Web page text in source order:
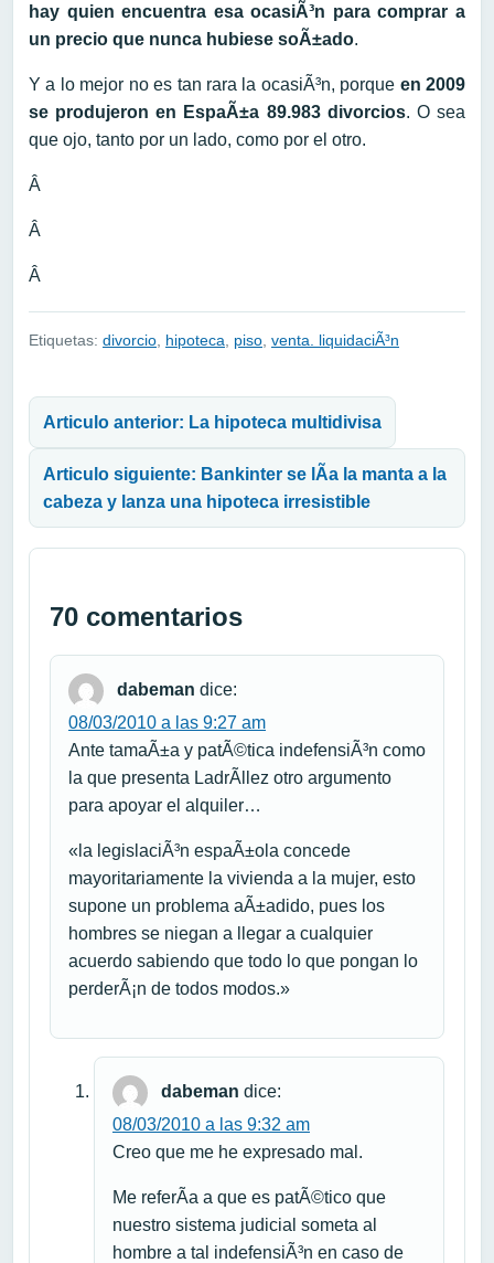
hay quien encuentra esa ocasiÃ³n para comprar a
un precio que nunca hubiese soÃ±ado.
Y a lo mejor no es tan rara la ocasiÃ³n, porque en 2009
se produjeron en EspaÃ±a 89.983 divorcios. O sea
que ojo, tanto por un lado, como por el otro.
Â
Â
Â
Etiquetas: divorcio hipoteca piso venta. liquidaciÃ³n
Articulo anterior: La hipoteca multidivisa
Articulo siguiente: Bankinter se lÃ­a la manta a la
cabeza y lanza una hipoteca irresistible
70 comentarios
dabeman dice:
08/03/2010 a las 9:27 am
Ante tamaÃ±a y patÃ©tica indefensiÃ³n como
la que presenta LadrÃ­llez otro argumento
para apoyar el alquiler…
«la legislaciÃ³n espaÃ±ola concede
mayoritariamente la vivienda a la mujer, esto
supone un problema aÃ±adido, pues los
hombres se niegan a llegar a cualquier
acuerdo sabiendo que todo lo que pongan lo
perderÃ¡n de todos modos.»
dabeman dice:
08/03/2010 a las 9:32 am
Creo que me he expresado mal.
Me referÃ­a a que es patÃ©tico que
nuestro sistema judicial someta al
hombre a tal indefensiÃ³n en caso de